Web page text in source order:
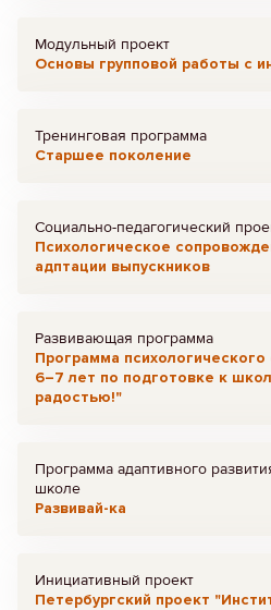
Модульный проект
Основы групповой работы с
Тренинговая программа
Старшее поколение
Социально-педагогический
Психологическое
адптации выпускников
Развивающая программа
Программа
6–7 лет по подготовке к
радостью!"
Программа адаптивного
школе
Развивай-ка
Инициативный проект
Петербургский проект